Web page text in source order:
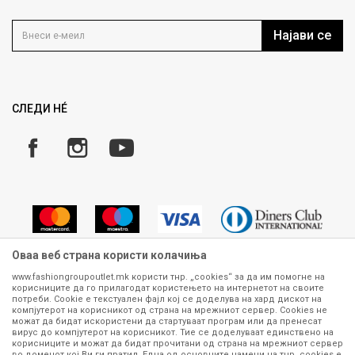
Кариера
Како да купите
Замена и рефундација на производи
Плаќање
Најави се
СЛЕДИ НÉ
Сите информации околу производите кои се изложени на нашата
онлајн продавница се стремиме да бидат конкретни, точни и прецизни,
меѓутоа не можеме да гарантираме дека се без ниту една грешка или
пак дека сите производи во моментот се достапни на залиха.
Фотографиите се најверодостојниот приказ на производот. Доколку
Оваа веб страна користи колачиња
www.fashiongroupoutlet.mk користи тнр. „cookies“ за да им помогне на
корисниците да го прилагодат користењето на интернетот на своите
потреби. Cookie е текстуален фајл кој се доделува на хард дискот на
компјутерот на корисникот од страна на мрежниот сервер. Cookies не
можат да бидат искористени да стартуваат програм или да пренесат
вирус до компјутерот на корисникот. Тие се доделуваат единствено на
корисниците и можат да бидат прочитани од страна на мрежниот сервер